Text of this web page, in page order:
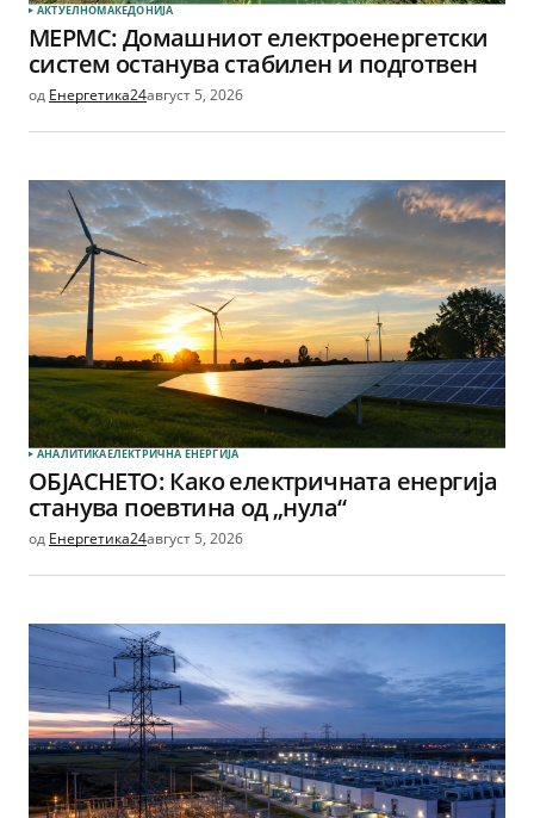
АКТУЕЛНОМАКЕДОНИЈА
МЕРМС: Домашниот електроенергетски
систем останува стабилен и подготвен
од Енергетика24август 5, 2026
АНАЛИТИКАЕЛЕКТРИЧНА ЕНЕРГИЈА
ОБЈАСНЕТО: Како електричната енергија
станува поевтина од „нула“
од Енергетика24август 5, 2026